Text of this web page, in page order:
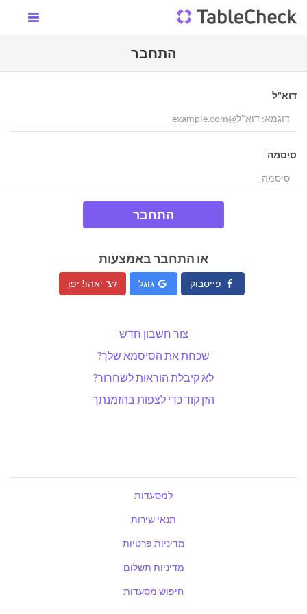
התחבר
דוא"ל
סיסמה
התחבר
או התחבר באמצעות
פייסבוק גוגל יאהו! יפן
צור חשבון חדש
שכחת את הסיסמא שלך?
לא קיבלת הוראות לשחרור?
הזן קוד כדי לצפות בהזמנתך
למסעדות
תנאי שירות
מדיניות פרטיות
מדיניות תשלום
חיפוש מסעדות